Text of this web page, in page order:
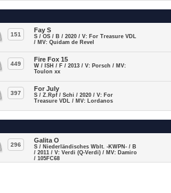
151
Fay S
S / OS / B / 2020 / V: For Treasure VDL
/ MV: Quidam de Revel
449
Fire Fox 15
W / ISH / F / 2013 / V: Porsch / MV:
Toulon xx
397
For July
S / Z.Rpf / Schi / 2020 / V: For
Treasure VDL / MV: Lordanos
296
Galita O
S / Niederländisches Wblt. -KWPN- / B
/ 2011 / V: Verdi (Q-Verdi) / MV: Damiro
/ 105FC68